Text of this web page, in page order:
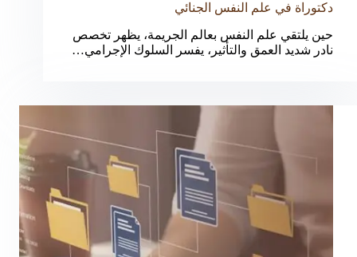
دكتوراة في علم النفس الجنائي
حين يلتقي علم النفس بعالم الجريمة، يظهر تخصص
نادر شديد العمق والتأثير، يفسر السلوك الإجرامي…